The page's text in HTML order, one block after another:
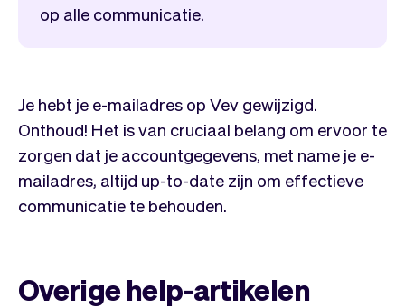
op alle communicatie.
Je hebt je e-mailadres op Vev gewijzigd.
Onthoud! Het is van cruciaal belang om ervoor te
zorgen dat je accountgegevens, met name je e-
mailadres, altijd up-to-date zijn om effectieve
communicatie te behouden.
Overige help-artikelen